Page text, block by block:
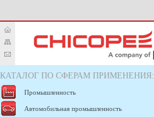
КАТАЛОГ ПО СФЕРАМ ПРИМЕНЕНИЯ:
Промышленность
Автомобильная промышленность